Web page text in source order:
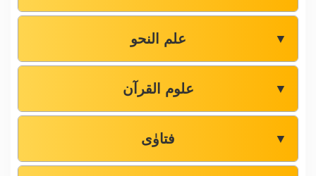
علم النحو ▼
علوم القرآن ▼
فتاوٰی ▼